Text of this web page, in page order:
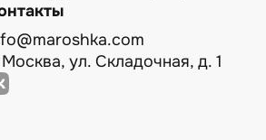
Москва, ул. Складочная, д. 1